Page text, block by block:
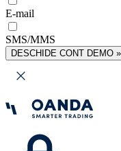
E-mail
SMS/MMS
DESCHIDE CONT DEMO »